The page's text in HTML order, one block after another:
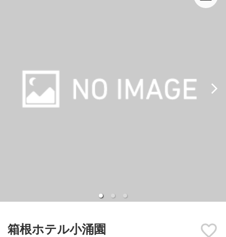
箱根ホテル小涌園